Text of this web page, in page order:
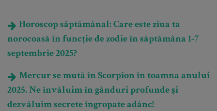
Horoscop săptămânal: Care este ziua ta
norocoasă în funcție de zodie în săptămâna 1-7
septembrie 2025?
Mercur se mută în Scorpion în toamna anului
2025. Ne învăluim în gânduri profunde și
dezvăluim secrete îngropate adânc!